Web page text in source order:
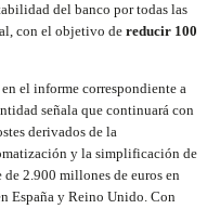
del banco por todas las
con el objetivo de reducir 100
el informe correspondiente a
señala que continuará con
derivados de la
y la simplificación de
de 2.900 millones de euros en
España y Reino Unido. Con